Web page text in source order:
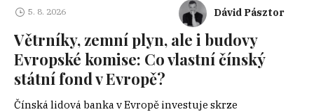
5. 8. 2026 Dávid Pásztor
Větrníky, zemní plyn, ale i budovy
Evropské komise: Co vlastní čínský
státní fond v Evropě?
Čínská lidová banka v Evropě investuje skrze